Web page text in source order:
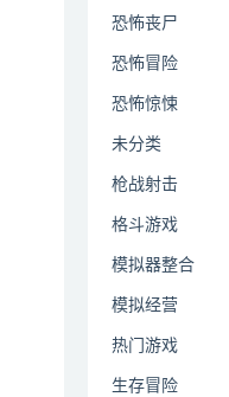
恐怖丧尸
恐怖冒险
恐怖惊悚
未分类
枪战射击
格斗游戏
模拟器整合
模拟经营
热门游戏
生存冒险